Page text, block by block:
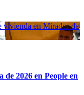
vivienda en Mirador de
de 2026 en People en